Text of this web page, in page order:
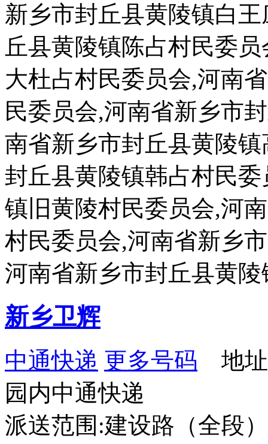
新乡市封丘县黄陵镇白
丘县黄陵镇陈占村民委
大杜占村民委员会,河南
民委员会,河南省新乡市
南省新乡市封丘县黄陵
封丘县黄陵镇韩占村民
镇旧黄陵村民委员会,河
村民委员会,河南省新乡
河南省新乡市封丘县黄
新乡卫辉
中通快递 更多号码 地址
园内中通快递
派送范围:建设路（全段